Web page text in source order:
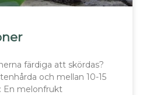
färdiga att skördas?
och mellan 10-15
En melonfrukt